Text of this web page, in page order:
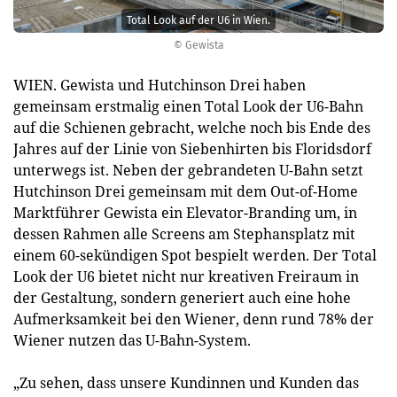
© Gewista
Total Look auf der U6 in Wien.
WIEN. Gewista und Hutchinson Drei haben
gemeinsam erstmalig einen Total Look der U6-Bahn
auf die Schienen gebracht, welche noch bis Ende des
Jahres auf der Linie von Siebenhirten bis Floridsdorf
unterwegs ist. Neben der gebrandeten U-Bahn setzt
Hutchinson Drei gemeinsam mit dem Out-of-Home
Marktführer Gewista ein Elevator-Branding um, in
dessen Rahmen alle Screens am Stephansplatz mit
einem 60-sekündigen Spot bespielt werden. Der Total
Look der U6 bietet nicht nur kreativen Freiraum in
der Gestaltung, sondern generiert auch eine hohe
Aufmerksamkeit bei den Wiener, denn rund 78% der
Wiener nutzen das U-Bahn-System.
„Zu sehen, dass unsere Kundinnen und Kunden das